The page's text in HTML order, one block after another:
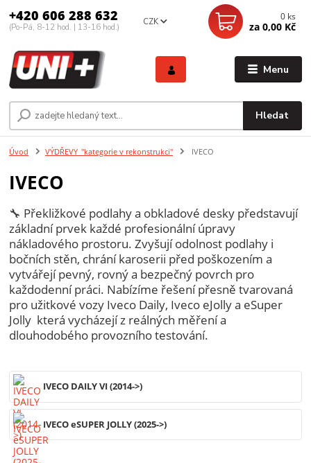
Menu
CZK
Hledat
+420 606 288 632
(Po-Pá, 8-12 hod. | 13-16 hod.)
0 ks
za 0,00 Kč
Úvod VÝDŘEVY_"kategorie v rekonstrukci" IVECO
IVECO
🔧 Překližkové podlahy a obkladové desky představují
základní prvek každé profesionální úpravy
nákladového prostoru. Zvyšují odolnost podlahy i
bočních stěn, chrání karoserii před poškozením a
vytvářejí pevný, rovný a bezpečný povrch pro
každodenní práci. Nabízíme řešení přesně tvarovaná
pro užitkové vozy Iveco Daily, Iveco eJolly a eSuper
Jolly která vycházejí z reálných měření a
dlouhodobého provozního testování.
IVECO DAILY VI (2014->)
IVECO eSUPER JOLLY (2025->)